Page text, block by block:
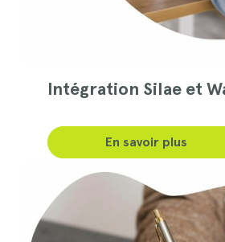
Intégration Silae et
En savoir plus